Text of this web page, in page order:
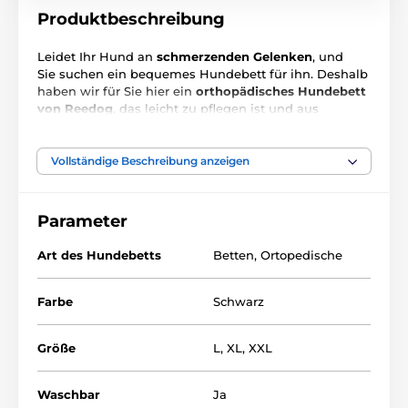
Produktbeschreibung
Leidet Ihr Hund an schmerzenden Gelenken, und
Sie suchen ein bequemes Hundebett für ihn. Deshalb
haben wir für Sie hier ein orthopädisches Hundebett
von Reedog , das leicht zu pflegen ist und aus
Das Matratzenbett hat Gedächtnis-Schaum, so dass
Verwendetes Material:
Innenseite des Hundebettes - Schaumstoffmatratze +
Gedächtnis-Schaum
Vollständige Beschreibung anzeigen
Parameter
Art des Hundebetts Betten, Ortopedische
Farbe Schwarz
Größe L, XL, XXL
Waschbar Ja